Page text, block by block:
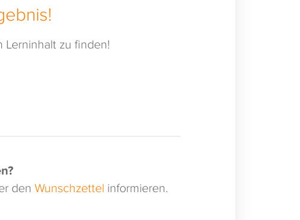
zu finden!
den Wunschzettel informieren.